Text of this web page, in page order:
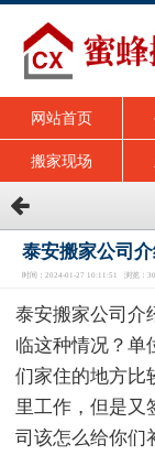
网站首页
搬家现场
泰安搬家公司
时间：2024-01-27 10:11:51 浏览：
泰安搬家公司介
临这种情况？单
们家住的地方比
里工作，但是又
司该怎么给你们